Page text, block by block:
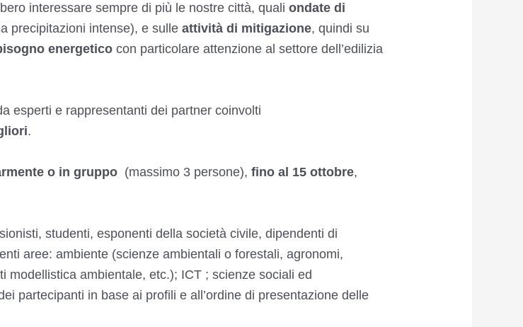
interessare sempre di più le nostre città, qualiondate di
precipitazioni intense), e sulleattività di mitigazione, quindi su
energetico con particolare attenzione al settore dell’edilizia
esperti e rappresentanti dei partner coinvolti
.
o in gruppo (massimo 3 persone), fino al 15 ottobre,
studenti, esponenti della società civile, dipendenti di
aree: ambiente (scienze ambientali o forestali, agronomi,
modellistica ambientale, etc.); ICT ; scienze sociali ed
partecipanti in base ai profili e all’ordine di presentazione delle